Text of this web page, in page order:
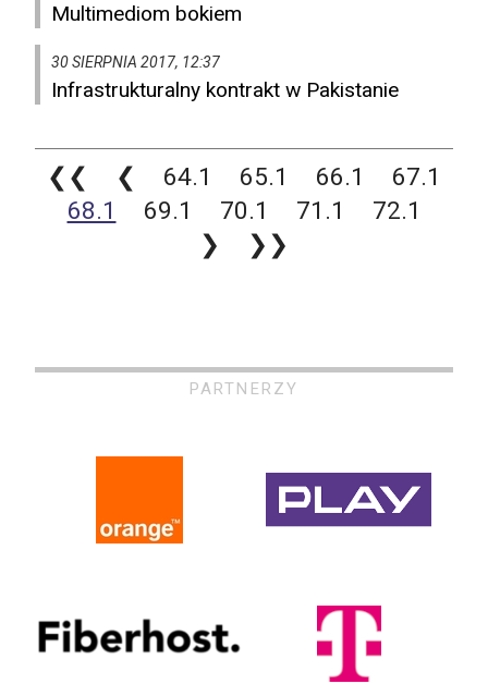
Multimediom bokiem
30 SIERPNIA 2017, 12:37
Infrastrukturalny kontrakt w Pakistanie
❮❮ ❮ 64.1 65.1 66.1
67.1
68.1
69.1 70.1 71.1
72.1
❯
❯❯
PARTNERZY